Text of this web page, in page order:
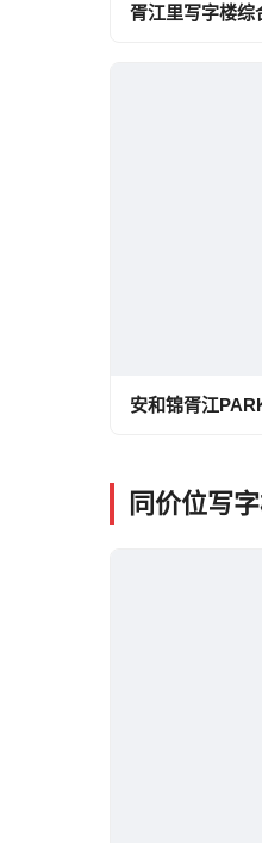
胥江里写字楼综
安和锦胥江
同价位写